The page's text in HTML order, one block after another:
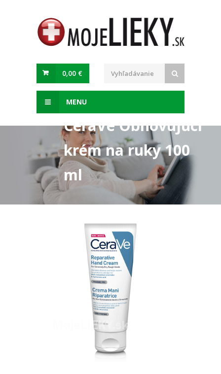
0,00 €
MENU
CeraVe Obnovujúci
krém na ruky 100
ml